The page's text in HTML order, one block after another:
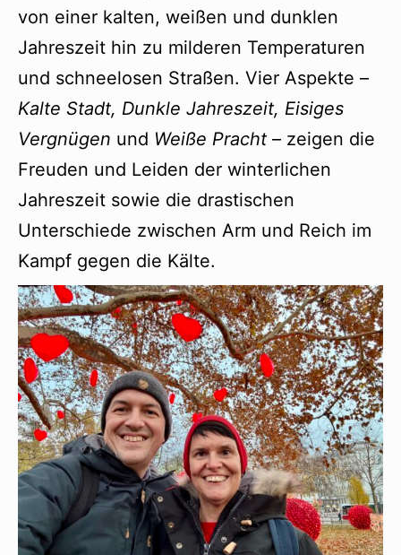
von einer kalten, weißen und dunklen
Jahreszeit hin zu milderen Temperaturen
und schneelosen Straßen. Vier Aspekte –
Kalte Stadt, Dunkle Jahreszeit, Eisiges
Vergnügen und Weiße Pracht – zeigen die
Freuden und Leiden der winterlichen
Jahreszeit sowie die drastischen
Unterschiede zwischen Arm und Reich im
Kampf gegen die Kälte.